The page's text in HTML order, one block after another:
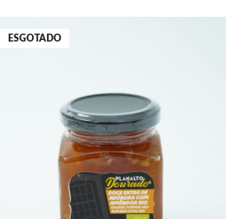
ESGOTADO